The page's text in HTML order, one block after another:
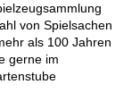
von Spielsachen
als 100 Jahren
gerne im